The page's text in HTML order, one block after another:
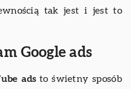
tak jest i jest to
Google ads
adsto świetny sposób